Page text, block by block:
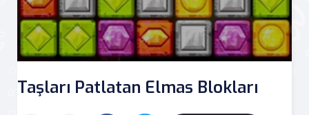
Taşları Patlatan Elmas Blokları